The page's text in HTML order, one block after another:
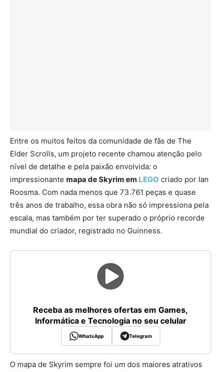
Entre os muitos feitos da comunidade de fãs de The
Elder Scrolls, um projeto recente chamou atenção pelo
nível de detalhe e pela paixão envolvida: o
impressionante mapa de Skyrim em LEGO criado por Ian
Roosma. Com nada menos que 73.761 peças e quase
três anos de trabalho, essa obra não só impressiona pela
escala, mas também por ter superado o próprio recorde
mundial do criador, registrado no Guinness.
Receba as melhores ofertas em Games,
Informática e Tecnologia no seu celular
WhatsApp Telegram
O mapa de Skyrim sempre foi um dos maiores atrativos